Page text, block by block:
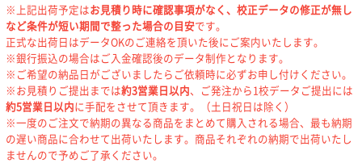
※上記出荷予定はお見積り時に確認事項がなく、校正データの修正が無し
など条件が短い期間で整った場合の目安です。
正式な出荷日はデータOKのご連絡を頂いた後にご案内いたします。
※銀行振込の場合はご入金確認後のデータ制作となります。
※ご希望の納品日がございましたらご依頼時に必ずお申し付けください。
※お見積りご提出までは約3営業日以内、ご発注から1校データご提出には
約5営業日以内に手配をさせて頂きます。（土日祝日は除く）
※一度のご注文で納期の異なる商品をまとめて購入される場合、最も納期
の遅い商品に合わせて出荷いたします。商品それぞれの納期で出荷いたし
ませんので予めご了承ください。